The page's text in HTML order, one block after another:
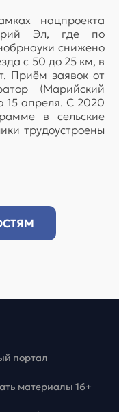
нацпроекта
Эл, где по
снижено
с 50 до 25 км, в
Приём заявок от
(Марийский
15 апреля. С 2020
в сельские
трудоустроены
портал
материалы 16+